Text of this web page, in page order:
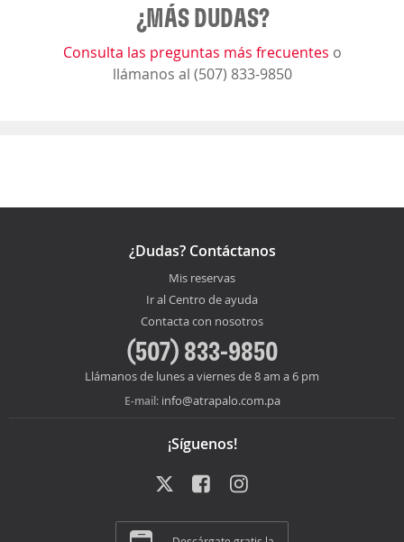
¿MÁS DUDAS?
Consulta las preguntas más frecuentes o
llámanos al (507) 833-9850
¿Dudas? Contáctanos
Mis reservas
Ir al Centro de ayuda
Contacta con nosotros
(507) 833-9850
Llámanos de lunes a viernes de 8 am a 6 pm
E-mail: info@atrapalo.com.pa
¡Síguenos!